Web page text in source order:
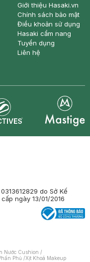
Giới thiệu Hasaki.vn
Chính sách bảo mật
Điều khoản sử dụng
Hasaki cẩm nang
Tuyển dụng
Liên hệ
do Sở Kế
ngày 13/01/2016
Nước Cushion /
Phủ /Xịt Khoá Makeup